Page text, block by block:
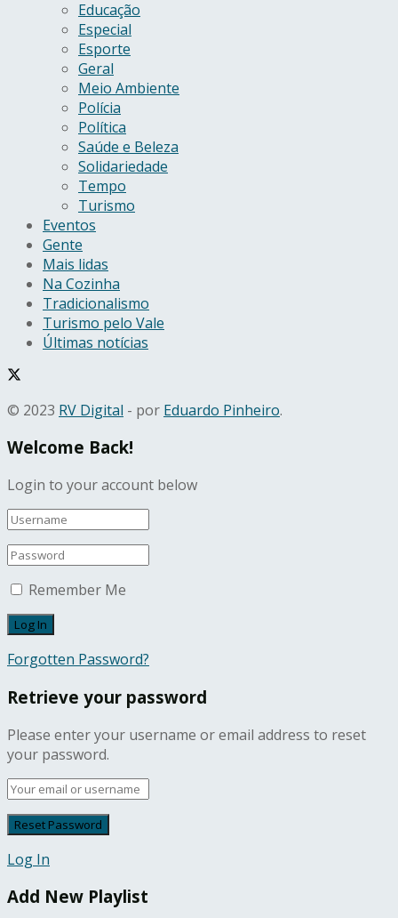
Educação
Especial
Esporte
Geral
Meio Ambiente
Polícia
Política
Saúde e Beleza
Solidariedade
Tempo
Turismo
Eventos
Gente
Mais lidas
Na Cozinha
Tradicionalismo
Turismo pelo Vale
Últimas notícias
© 2023 RV Digital - por Eduardo Pinheiro.
Welcome Back!
Login to your account below
Remember Me
Forgotten Password?
Retrieve your password
Please enter your username or email address to reset
your password.
Log In
Add New Playlist